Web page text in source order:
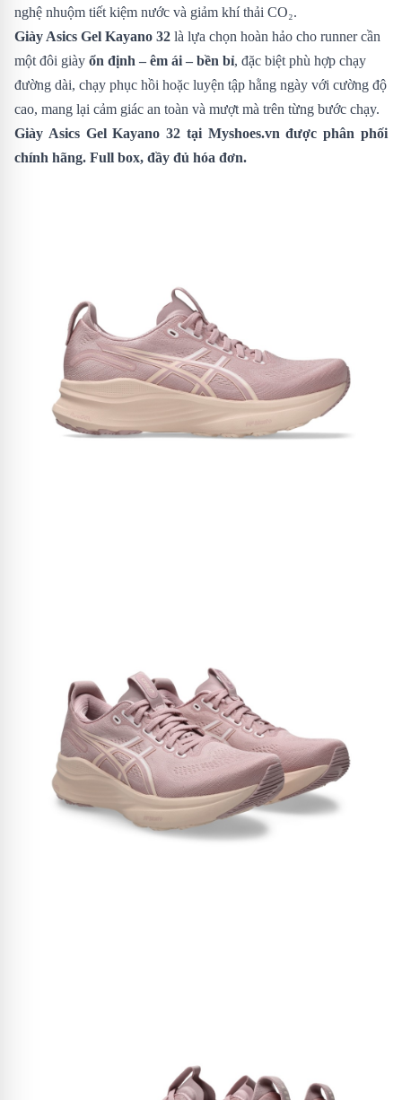
nghệ nhuộm tiết kiệm nước và giảm khí thải CO₂.
Giày Asics Gel Kayano 32 là lựa chọn hoàn hảo cho runner cần
một đôi giày ổn định – êm ái – bền bỉ, đặc biệt phù hợp chạy
đường dài, chạy phục hồi hoặc luyện tập hằng ngày với cường độ
cao, mang lại cảm giác an toàn và mượt mà trên từng bước chạy.
Giày Asics Gel Kayano 32 tại Myshoes.vn được phân phối
chính hãng. Full box, đầy đủ hóa đơn.